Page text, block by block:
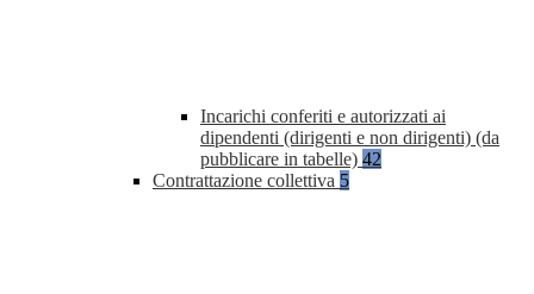
Incarichi conferiti e autorizzati ai
dipendenti (dirigenti e non dirigenti) (da
pubblicare in tabelle) 42
Contrattazione collettiva 5